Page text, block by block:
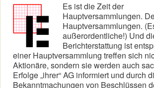
Es ist die Zeit der
Hauptversammlungen.
Hauptversammlungen.
außerordentliche!) Und
Berichterstattung ist
einer Hauptversammlung treffen sich
Aktionäre, sondern sie werden auch
Erfolge „ihrer“ AG informiert und durch
Bekanntmachungen von Beschlüssen